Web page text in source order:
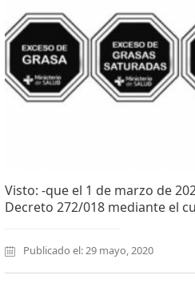
Visto: -que el 1 de marzo de
Decreto 272/018 mediante el
Publicado el: 29 mayo, 2020